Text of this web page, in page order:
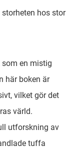
hos stor
en mistig
här boken är
vilket gör det
värld.
utforskning av
tuffa